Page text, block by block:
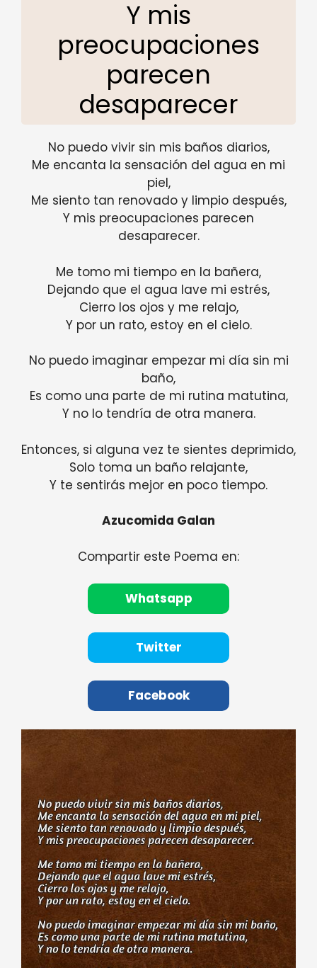
Y mis
preocupaciones
parecen
desaparecer
No puedo vivir sin mis baños diarios,
Me encanta la sensación del agua en mi
piel,
Me siento tan renovado y limpio después,
Y mis preocupaciones parecen
desaparecer.
Me tomo mi tiempo en la bañera,
Dejando que el agua lave mi estrés,
Cierro los ojos y me relajo,
Y por un rato, estoy en el cielo.
No puedo imaginar empezar mi día sin mi
baño,
Es como una parte de mi rutina matutina,
Y no lo tendría de otra manera.
Entonces, si alguna vez te sientes deprimido,
Solo toma un baño relajante,
Y te sentirás mejor en poco tiempo.
Azucomida Galan
Compartir este Poema en:
Whatsapp
Twitter
Facebook